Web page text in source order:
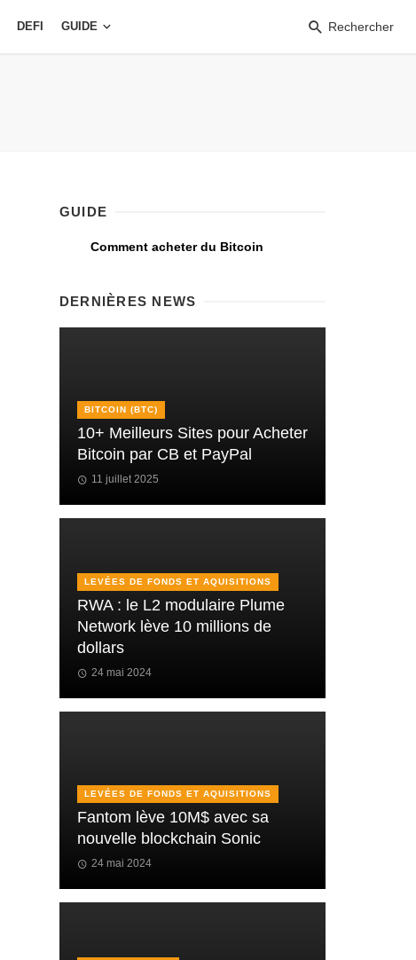
DEFI GUIDE Rechercher
GUIDE
Comment acheter du Bitcoin
DERNIÈRES NEWS
BITCOIN (BTC)
10+ Meilleurs Sites pour Acheter
Bitcoin par CB et PayPal
11 juillet 2025
LEVÉES DE FONDS ET AQUISITIONS
RWA : le L2 modulaire Plume
Network lève 10 millions de
dollars
24 mai 2024
LEVÉES DE FONDS ET AQUISITIONS
Fantom lève 10M$ avec sa
nouvelle blockchain Sonic
24 mai 2024